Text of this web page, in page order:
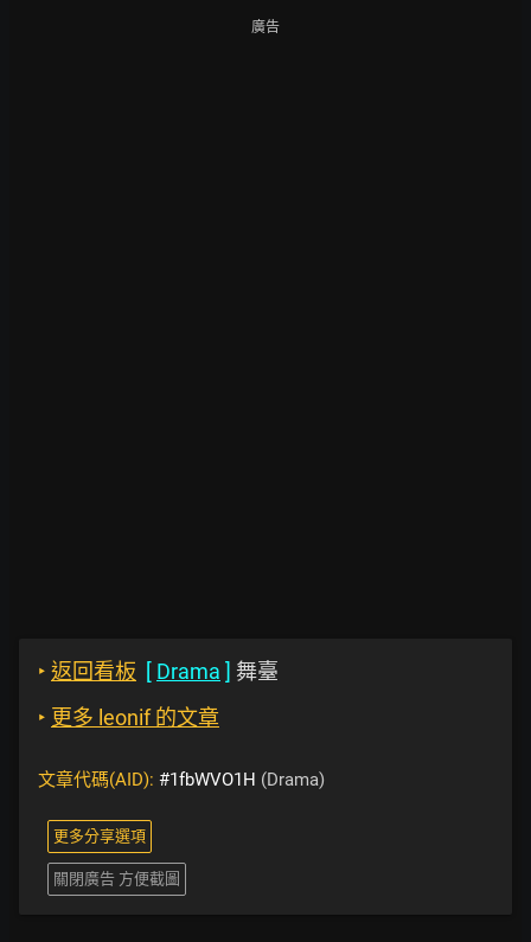
廣告
‣ 返回看板 [ Drama ] 舞臺
‣ 更多 leonif 的文章
文章代碼(AID): #1fbWVO1H (Drama)
更多分享選項
關閉廣告 方便截圖